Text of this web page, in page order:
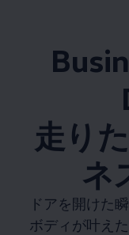
走り
ネ
ドアを開けた
ボディが叶え